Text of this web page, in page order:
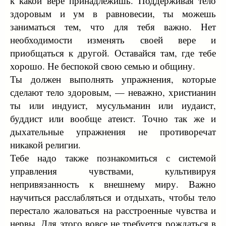
здоровым и ум в равновесии, ты можешь
заниматься тем, что для тебя важно. Нет
необходимости изменять своей вере и
приобщаться к другой. Оставайся там, где тебе
хорошо. Не беспокой свою семью и общину.
Ты должен выполнять упражнения, которые
сделают тело здоровым, — неважно, христианин
ты или индуист, мусульманин или иудаист,
буддист или вообще атеист. Точно так же и
дыхательные упражнения не противоречат
никакой религии.
Тебе надо также познакомиться с системой
управления чувствами, культивируя
непривязанность к внешнему миру. Важно
научиться расслабляться и отдыхать, чтобы тело
перестало жаловаться на расстроенные чувства и
нервы. Для этого вовсе не требуется рождаться в